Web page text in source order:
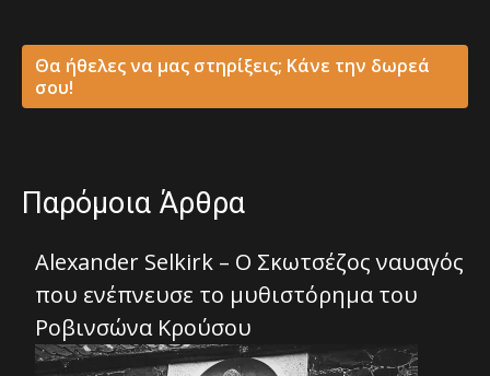
Θα ήθελες να μας στηρίξεις; Κάνε την δωρεά
σου!
Παρόμοια Άρθρα
Alexander Selkirk – Ο Σκωτσέζος ναυαγός
που ενέπνευσε το μυθιστόρημα του
Ροβινσώνα Κρούσου